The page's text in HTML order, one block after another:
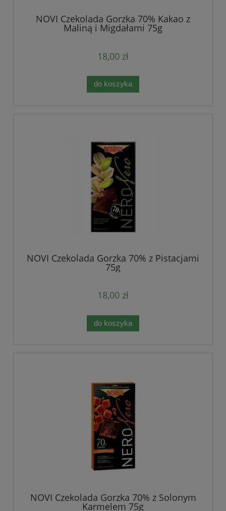
NOVI Czekolada Gorzka 70% Kakao z
Maliną i Migdałami 75g
18,00 zł
do koszyka
NOVI Czekolada Gorzka 70% z Pistacjami
75g
18,00 zł
do koszyka
NOVI Czekolada Gorzka 70% z Solonym
Karmelem 75g